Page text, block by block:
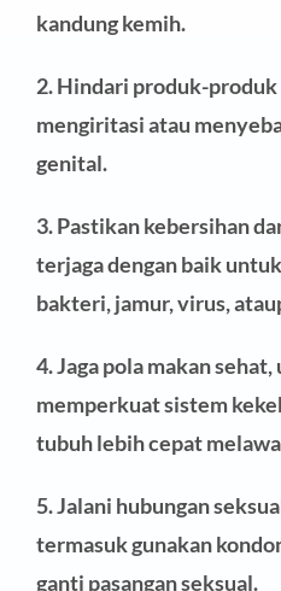
kandung kemih.
2. Hindari produk-
mengiritasi atau
genital.
3. Pastikan kebersihan
terjaga dengan baik
bakteri, jamur, virus,
4. Jaga pola makan
memperkuat sistem
tubuh lebih cepat
5. Jalani hubungan
termasuk gunakan
ganti pasangan seksual.